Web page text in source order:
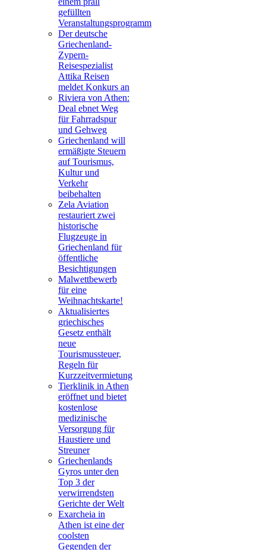
gefüllten
Veranstaltungsprogramm
Der deutsche
Griechenland-
Zypern-
Reisespezialist
Attika Reisen
meldet Konkurs an
Riviera von Athen:
Deal ebnet Weg
für Fahrradspur
und Gehweg
Griechenland will
ermäßigte Steuern
auf Tourismus,
Kultur und
Verkehr
beibehalten
Zela Aviation
restauriert zwei
historische
Flugzeuge in
Griechenland für
öffentliche
Besichtigungen
Malwettbewerb
für eine
Weihnachtskarte!
Aktualisiertes
griechisches
Gesetz enthält
neue
Tourismussteuer,
Regeln für
Kurzzeitvermietung
Tierklinik in Athen
eröffnet und bietet
kostenlose
medizinische
Versorgung für
Haustiere und
Streuner
Griechenlands
Gyros unter den
Top 3 der
verwirrendsten
Gerichte der Welt
Exarcheia in
Athen ist eine der
coolsten
Gegenden der